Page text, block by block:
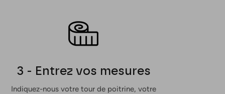
3 - Entrez vos mesures
Indiquez-nous votre tour de poitrine, votre